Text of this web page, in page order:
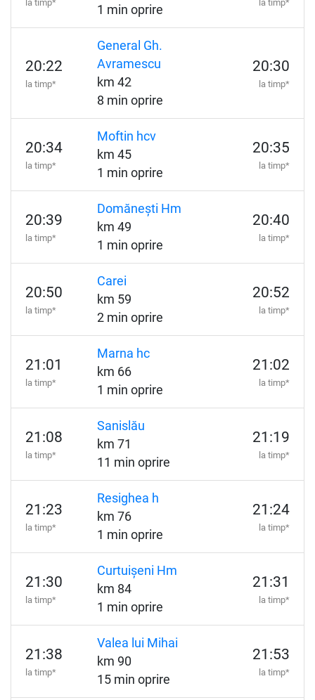
la timp*
1 min oprire
la timp*
20:22
la timp*
General Gh.
Avramescu
km 42
8 min oprire
20:30
la timp*
20:34
la timp*
Moftin hcv
km 45
1 min oprire
20:35
la timp*
20:39
la timp*
Domănești Hm
km 49
1 min oprire
20:40
la timp*
20:50
la timp*
Carei
km 59
2 min oprire
20:52
la timp*
21:01
la timp*
Marna hc
km 66
1 min oprire
21:02
la timp*
21:08
la timp*
Sanislău
km 71
11 min oprire
21:19
la timp*
21:23
la timp*
Resighea h
km 76
1 min oprire
21:24
la timp*
21:30
la timp*
Curtuișeni Hm
km 84
1 min oprire
21:31
la timp*
21:38
la timp*
Valea lui Mihai
km 90
15 min oprire
21:53
la timp*